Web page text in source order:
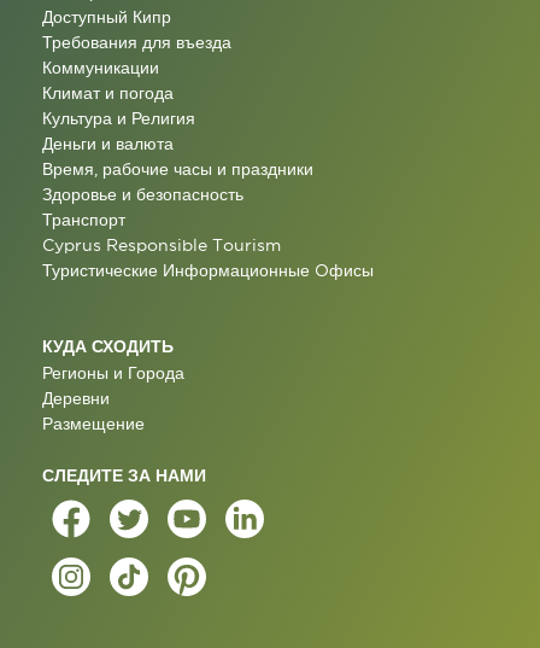
Доступный Кипр
Требования для въезда
Коммуникации
Климат и погода
Культура и Религия
Деньги и валюта
Время, рабочие часы и праздники
Здоровье и безопасность
Транспорт
Cyprus Responsible Tourism
Туристические Информационные Oфисы
КУДА СХОДИТЬ
Регионы и Города
Деревни
Размещение
СЛЕДИТЕ ЗА НАМИ